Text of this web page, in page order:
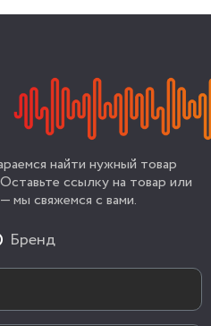
найти нужный товар
ссылку на товар или
мы свяжемся с вами.
Бренд